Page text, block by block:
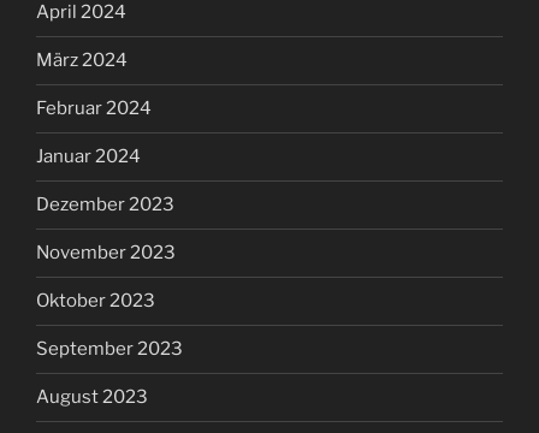
April 2024
März 2024
Februar 2024
Januar 2024
Dezember 2023
November 2023
Oktober 2023
September 2023
August 2023